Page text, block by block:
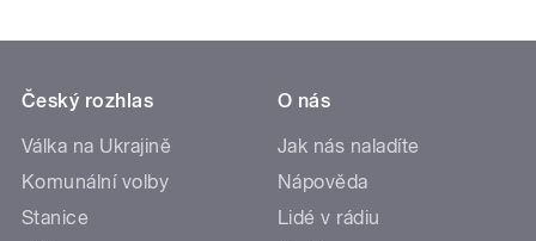
Český rozhlas
Válka na Ukrajině
Komunální volby
Stanice
O nás
Jak nás naladíte
Nápověda
Lidé v rádiu